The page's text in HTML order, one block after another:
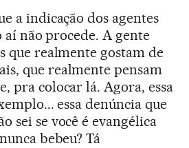
a indicação dos agentes
aí não procede. A gente
que realmente gostam de
que realmente pensam
pra colocar lá. Agora, essa
essa denúncia que
sei se você é evangélica
bebeu? Tá